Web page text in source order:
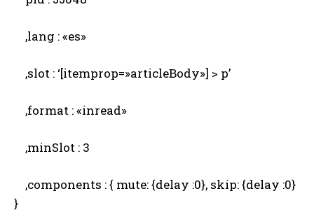
,lang : «es»
,slot : ‘[itemprop=»articleBody»] > p’
,format : «inread»
,minSlot : 3
,components : { mute: {delay :0}, skip: {delay :0}
}